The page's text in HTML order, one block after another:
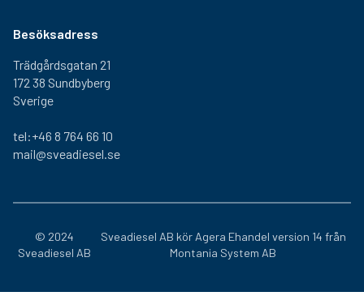
Besöksadress
Trädgårdsgatan 21
172 38 Sundbyberg
Sverige
tel:+46 8 764 66 10
mail@sveadiesel.se
© 2024
Sveadiesel AB
Sveadiesel AB kör Agera Ehandel version 14 från
Montania System AB